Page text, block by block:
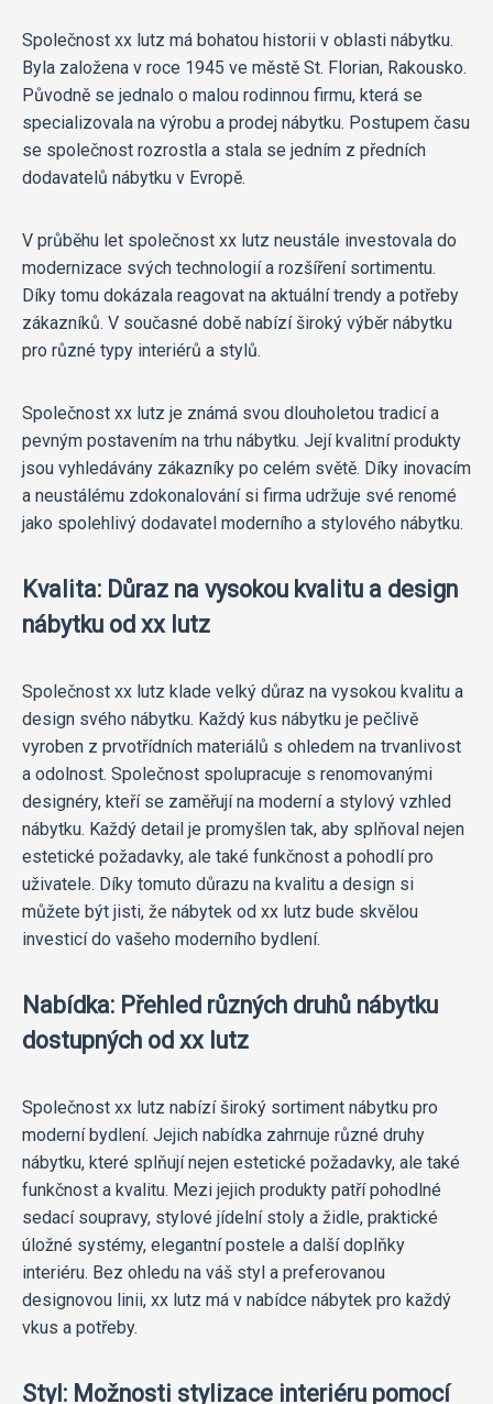
Společnost xx lutz má bohatou historii v oblasti nábytku.
Byla založena v roce 1945 ve městě St. Florian, Rakousko.
Původně se jednalo o malou rodinnou firmu, která se
specializovala na výrobu a prodej nábytku. Postupem času
se společnost rozrostla a stala se jedním z předních
dodavatelů nábytku v Evropě.
V průběhu let společnost xx lutz neustále investovala do
modernizace svých technologií a rozšíření sortimentu.
Díky tomu dokázala reagovat na aktuální trendy a potřeby
zákazníků. V současné době nabízí široký výběr nábytku
pro různé typy interiérů a stylů.
Společnost xx lutz je známá svou dlouholetou tradicí a
pevným postavením na trhu nábytku. Její kvalitní produkty
jsou vyhledávány zákazníky po celém světě. Díky inovacím
a neustálému zdokonalování si firma udržuje své renomé
jako spolehlivý dodavatel moderního a stylového nábytku.
Kvalita: Důraz na vysokou kvalitu a design
nábytku od xx lutz
Společnost xx lutz klade velký důraz na vysokou kvalitu a
design svého nábytku. Každý kus nábytku je pečlivě
vyroben z prvotřídních materiálů s ohledem na trvanlivost
a odolnost. Společnost spolupracuje s renomovanými
designéry, kteří se zaměřují na moderní a stylový vzhled
nábytku. Každý detail je promyšlen tak, aby splňoval nejen
estetické požadavky, ale také funkčnost a pohodlí pro
uživatele. Díky tomuto důrazu na kvalitu a design si
můžete být jisti, že nábytek od xx lutz bude skvělou
investicí do vašeho moderního bydlení.
Nabídka: Přehled různých druhů nábytku
dostupných od xx lutz
Společnost xx lutz nabízí široký sortiment nábytku pro
moderní bydlení. Jejich nabídka zahrnuje různé druhy
nábytku, které splňují nejen estetické požadavky, ale také
funkčnost a kvalitu. Mezi jejich produkty patří pohodlné
sedací soupravy, stylové jídelní stoly a židle, praktické
úložné systémy, elegantní postele a další doplňky
interiéru. Bez ohledu na váš styl a preferovanou
designovou linii, xx lutz má v nabídce nábytek pro každý
vkus a potřeby.
Styl: Možnosti stylizace interiéru pomocí